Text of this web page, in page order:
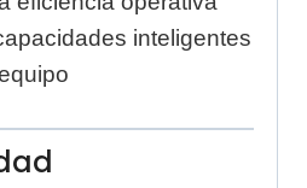
inteligentes